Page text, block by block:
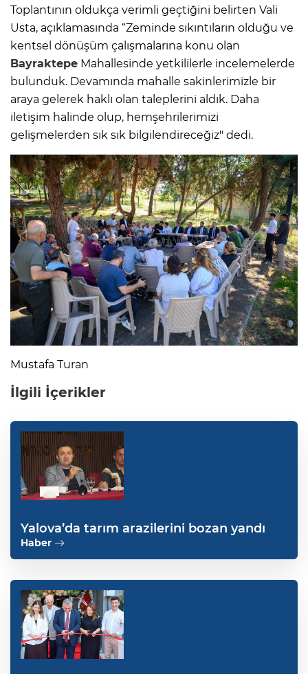
Toplantının oldukça verimli geçtiğini belirten Vali
Usta, açıklamasında “Zeminde sıkıntıların olduğu ve
kentsel dönüşüm çalışmalarına konu olan
Bayraktepe Mahallesinde yetkililerle incelemelerde
bulunduk. Devamında mahalle sakinlerimizle bir
araya gelerek haklı olan taleplerini aldık. Daha
iletişim halinde olup, hemşehrilerimizi
gelişmelerden sık sık bilgilendireceğiz" dedi.
Mustafa Turan
İlgili İçerikler
Yalova’da tarım arazilerini bozan yandı
Haber